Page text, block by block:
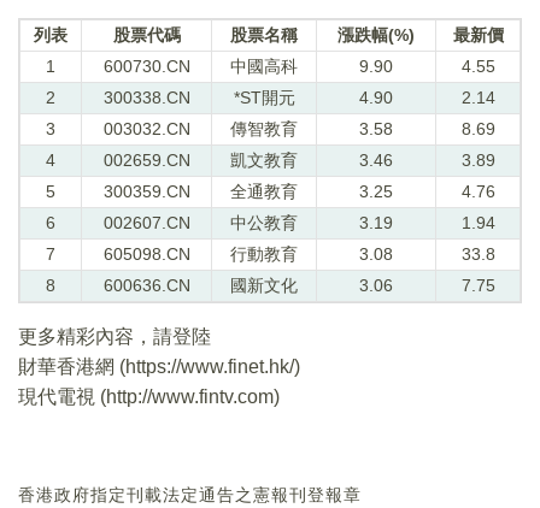
列表 股票代碼 股票名稱 漲跌幅(%)
最新價
1
600730.CN 中國高科 9.90
4.55
2
300338.CN *ST開元 4.90
2.14
3
003032.CN 傳智教育 3.58
8.69
4
002659.CN 凱文教育 3.46
3.89
5
300359.CN 全通教育 3.25
4.76
6
002607.CN 中公教育 3.19
1.94
7
605098.CN 行動教育 3.08
33.8
8
600636.CN 國新文化 3.06 7.75
更多精彩內容，請登陸
財華香港網 (https://www.finet.hk/)
現代電視 (http://www.fintv.com)
香港政府指定刊載法定通告之憲報刊登報章